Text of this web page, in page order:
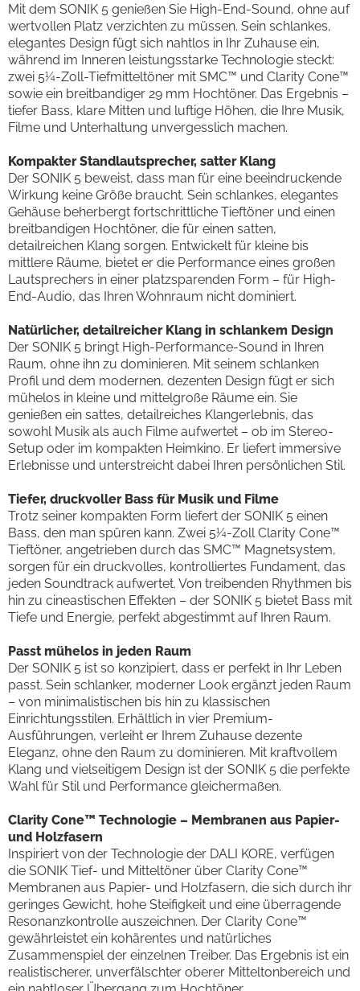
Mit dem SONIK 5 genießen Sie High-End-Sound, ohne auf
wertvollen Platz verzichten zu müssen. Sein schlankes,
elegantes Design fügt sich nahtlos in Ihr Zuhause ein,
während im Inneren leistungsstarke Technologie steckt:
zwei 5¼-Zoll-Tiefmitteltöner mit SMC™ und Clarity Cone™
sowie ein breitbandiger 29 mm Hochtöner. Das Ergebnis –
tiefer Bass, klare Mitten und luftige Höhen, die Ihre Musik,
Filme und Unterhaltung unvergesslich machen.
Kompakter Standlautsprecher, satter Klang
Der SONIK 5 beweist, dass man für eine beeindruckende
Wirkung keine Größe braucht. Sein schlankes, elegantes
Gehäuse beherbergt fortschrittliche Tieftöner und einen
breitbandigen Hochtöner, die für einen satten,
detailreichen Klang sorgen. Entwickelt für kleine bis
mittlere Räume, bietet er die Performance eines großen
Lautsprechers in einer platzsparenden Form – für High-
End-Audio, das Ihren Wohnraum nicht dominiert.
Natürlicher, detailreicher Klang in schlankem Design
Der SONIK 5 bringt High-Performance-Sound in Ihren
Raum, ohne ihn zu dominieren. Mit seinem schlanken
Profil und dem modernen, dezenten Design fügt er sich
mühelos in kleine und mittelgroße Räume ein. Sie
genießen ein sattes, detailreiches Klangerlebnis, das
sowohl Musik als auch Filme aufwertet – ob im Stereo-
Setup oder im kompakten Heimkino. Er liefert immersive
Erlebnisse und unterstreicht dabei Ihren persönlichen Stil.
Tiefer, druckvoller Bass für Musik und Filme
Trotz seiner kompakten Form liefert der SONIK 5 einen
Bass, den man spüren kann. Zwei 5¼-Zoll Clarity Cone™
Tieftöner, angetrieben durch das SMC™ Magnetsystem,
sorgen für ein druckvolles, kontrolliertes Fundament, das
jeden Soundtrack aufwertet. Von treibenden Rhythmen bis
hin zu cineastischen Effekten – der SONIK 5 bietet Bass mit
Tiefe und Energie, perfekt abgestimmt auf Ihren Raum.
Passt mühelos in jeden Raum
Der SONIK 5 ist so konzipiert, dass er perfekt in Ihr Leben
passt. Sein schlanker, moderner Look ergänzt jeden Raum
– von minimalistischen bis hin zu klassischen
Einrichtungsstilen. Erhältlich in vier Premium-
Ausführungen, verleiht er Ihrem Zuhause dezente
Eleganz, ohne den Raum zu dominieren. Mit kraftvollem
Klang und vielseitigem Design ist der SONIK 5 die perfekte
Wahl für Stil und Performance gleichermaßen.
Clarity Cone™ Technologie – Membranen aus Papier-
und Holzfasern
Inspiriert von der Technologie der DALI KORE, verfügen
die SONIK Tief- und Mitteltöner über Clarity Cone™
Membranen aus Papier- und Holzfasern, die sich durch ihr
geringes Gewicht, hohe Steifigkeit und eine überragende
Resonanzkontrolle auszeichnen. Der Clarity Cone™
gewährleistet ein kohärentes und natürliches
Zusammenspiel der einzelnen Treiber. Das Ergebnis ist ein
realistischerer, unverfälschter oberer Mitteltonbereich und